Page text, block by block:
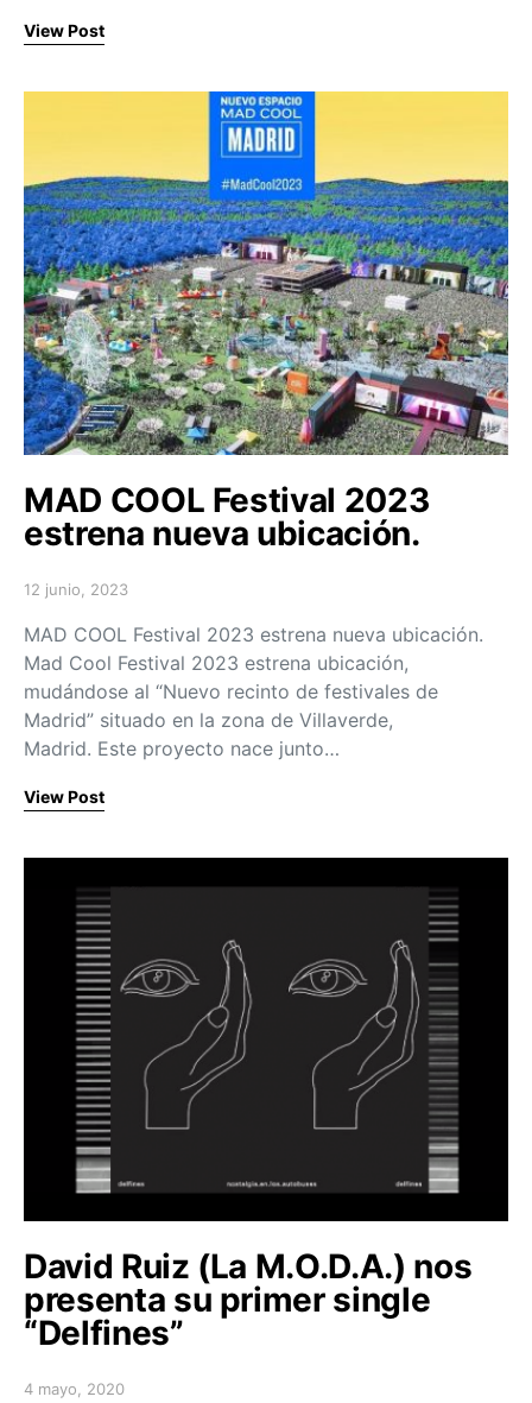
View Post
MAD COOL Festival 2023
estrena nueva ubicación.
Posted on
12 junio, 2023
MAD COOL Festival 2023 estrena nueva ubicación.
Mad Cool Festival 2023 estrena ubicación,
mudándose al “Nuevo recinto de festivales de
Madrid” situado en la zona de Villaverde,
Madrid. Este proyecto nace junto…
View Post
David Ruiz (La M.O.D.A.) nos
presenta su primer single
“Delfines”
Posted on
4 mayo, 2020